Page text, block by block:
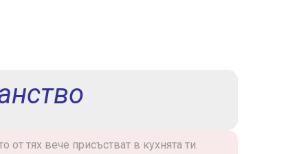
тях вече присъстват в кухнята ти.